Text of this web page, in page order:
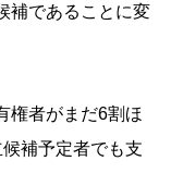
補であることに変
権者がまだ6割ほ
補予定者でも支